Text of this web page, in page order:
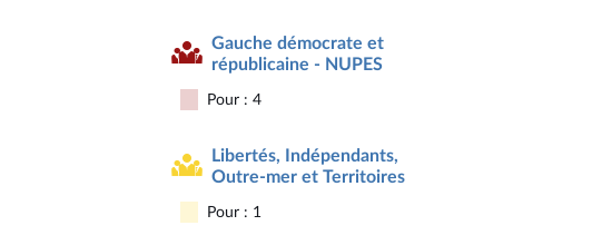
Gauche démocrate et
républicaine - NUPES
Pour : 4
Libertés, Indépendants,
Outre-mer et Territoires
Pour : 1